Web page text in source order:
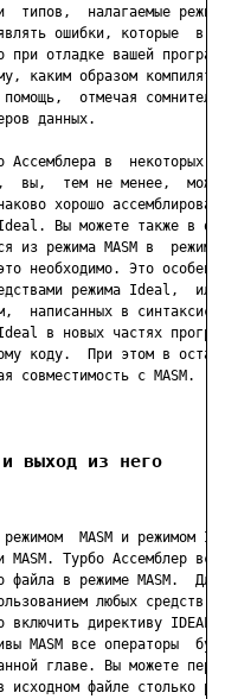
типов,  налагаемые
ошибки, которые  в
при отладке вашей
каким образом
отмечая
данных.
Ассемблера в  некоторых
вы,  тем не менее,
хорошо
Вы можете также в
из режима MASM в  режим
необходимо. Это
режима Ideal,  или
написанных в синтаксисе
в новых частях
коду.  При этом в
совместимость с MASM.
выход из него
MASM и режимом
MASM. Турбо Ассемблер
файла в режиме MASM.  Для
любых средств
включить директиву IDEAL.
MASM все операторы
главе. Вы можете
исходном файле столько